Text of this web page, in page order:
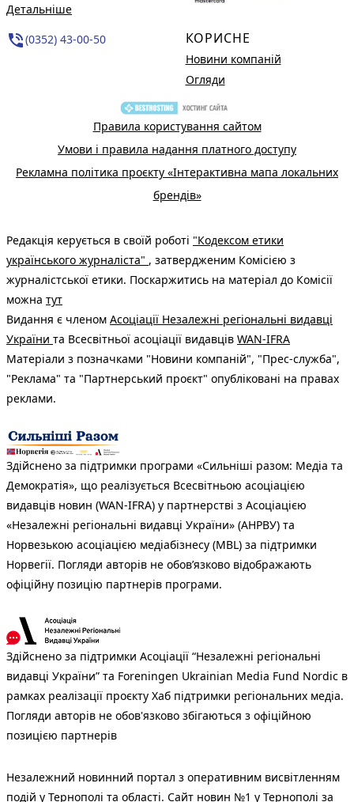
Детальніше
phone_in_talk(0352) 43-00-50 КОРИСНЕ
Новини компаній
Огляди
Правила користування сайтом
Умови і правила надання платного доступу
Рекламна політика проєкту «Інтерактивна мапа локальних
брендів»
Редакція керується в своїй роботі "Кодексом етики
українського журналіста" , затвердженим Комісією з
журналістської етики. Поскаржитись на матеріал до Комісії
можна тут
Видання є членом Асоціації Незалежні регіональні видавці
України та Всесвітньої асоціації видавців WAN-IFRA
Матеріали з позначками "Новини компаній", "Прес-служба",
"Реклама" та "Партнерський проєкт" опубліковані на правах
реклами.
Здійснено за підтримки програми «Сильніші разом: Медіа та
Демократія», що реалізується Всесвітньою асоціацією
видавців новин (WAN-IFRA) у партнерстві з Асоціацією
«Незалежні регіональні видавці України» (АНРВУ) та
Норвезькою асоціацією медіабізнесу (MBL) за підтримки
Норвегії. Погляди авторів не обов’язково відображають
офіційну позицію партнерів програми.
Здійснено за підтримки Асоціації “Незалежні регіональні
видавці України” та Foreningen Ukrainian Media Fund Nordic в
рамках реалізації проєкту Хаб підтримки регіональних медіа.
Погляди авторів не обов'язково збігаються з офіційною
позицією партнерів
Незалежний новинний портал з оперативним висвітленням
подій у Тернополі та області. Сайт новин №1 у Тернополі за